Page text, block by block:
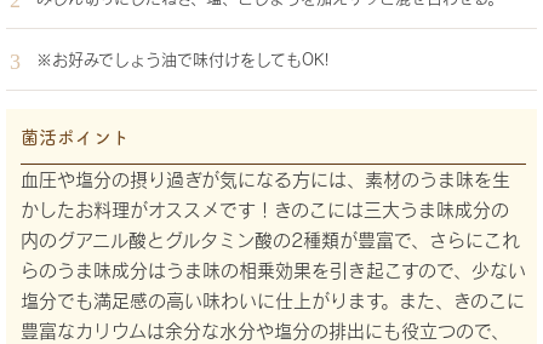
※お好みでしょう油で味付けをしてもOK!
菌活ポイント
血圧や塩分の摂り過ぎが気になる方には、素材のうま味を生
かしたお料理がオススメです！きのこには三大うま味成分の
内のグアニル酸とグルタミン酸の2種類が豊富で、さらにこれ
らのうま味成分はうま味の相乗効果を引き起こすので、少ない
塩分でも満足感の高い味わいに仕上がります。また、きのこに
豊富なカリウムは余分な水分や塩分の排出にも役立つので、